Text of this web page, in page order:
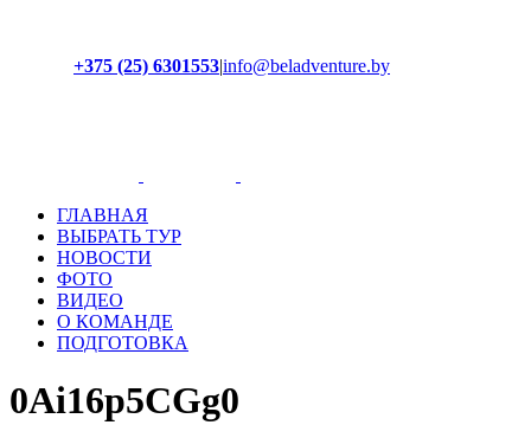
+375 (25) 6301553|info@beladventure.by
ГЛАВНАЯ
ВЫБРАТЬ ТУР
НОВОСТИ
ФОТО
ВИДЕО
О КОМАНДЕ
ПОДГОТОВКА
0Ai16p5CGg0